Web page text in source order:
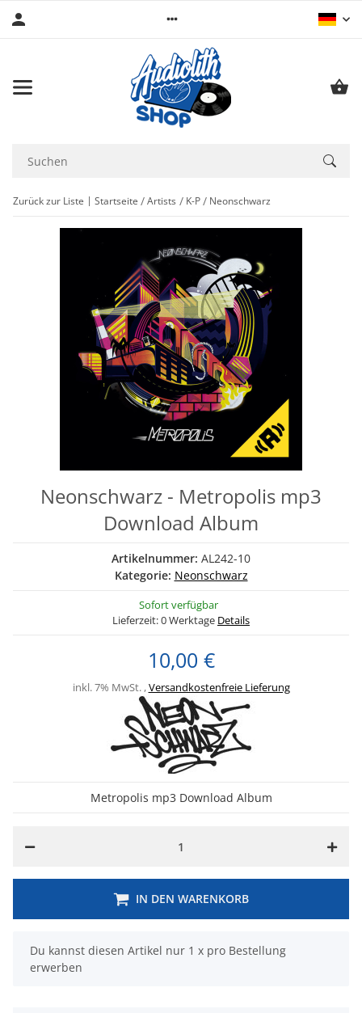
Zurück zur Liste Startseite Artists K-P Neonschwarz
Neonschwarz - Metropolis mp3
Download Album
Artikelnummer: AL242-10
Kategorie: Neonschwarz
Sofort verfügbar
Lieferzeit:0 Werktage Details
10,00 €
inkl. 7% MwSt. ,Versandkostenfreie Lieferung
Metropolis mp3 Download Album
IN DEN WARENKORB
x
Du kannst diesen Artikel nur 1 x pro Bestellung
erwerben